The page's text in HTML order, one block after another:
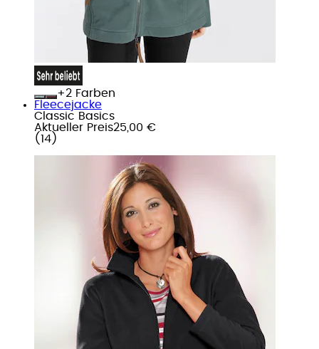
+
Farben
Fleecejacke
Classic Basics
Aktueller Preis25,00 €
( 14 )